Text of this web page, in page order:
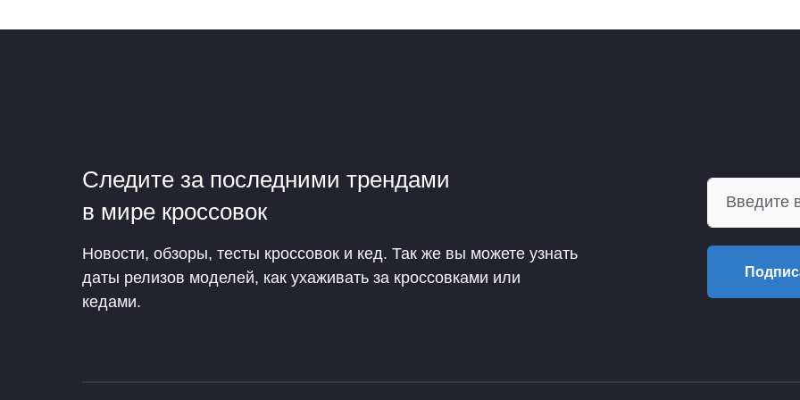
Следите за последними трендами
в мире кроссовок
Новости, обзоры, тесты кроссовок и кед. Так же вы можете узнать
даты релизов моделей, как ухаживать за кроссовками или
кедами.